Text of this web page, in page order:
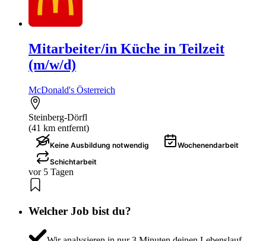
Mitarbeiter/in Küche in Teilzeit
(m/w/d)
McDonald's Österreich
Steinberg-Dörfl
(41 km entfernt)
Keine Ausbildung notwendig
Wochenendarbeit
Schichtarbeit
vor 5 Tagen
Welcher Job bist du?